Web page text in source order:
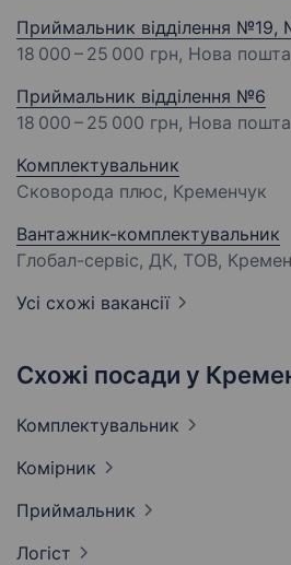
Приймальник відділення
18 000 – 25 000 грн, Нова
Приймальник відділення №6
18 000 – 25 000 грн, Нова
Комплектувальник
Сковорода плюс, Кременчук
Вантажник-комплектувальник
Глобал-сервіс, ДК, ТОВ,
Усі схожі вакансії
Схожі посади у
Комплектувальник
Комірник
Приймальник
Логіст